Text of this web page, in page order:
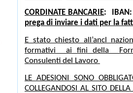
CORDINATE BANCARIE: IBAN:
prega di inviare i dati per la
E stato chiesto all’ancl
formativi ai fini della
Consulenti del Lavoro
LE ADESIONI SONO
COLLEGANDOSI AL SITO